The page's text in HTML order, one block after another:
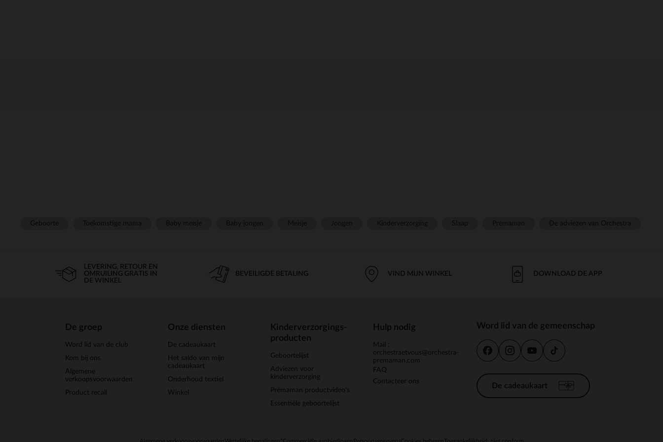
LEVERING, RETOUR EN
OMRUILING GRATIS IN
DE WINKEL
BEVEILIGDE BETALING VIND MIJN WINKEL DOWNLOAD DE APP
De groep
Word lid van de club
Kom bij ons
Algemene
verkoopsvoorwaarden
Product recall
Onze diensten
De cadeaukaart
Het saldo van mijn
cadeaukaart
Onderhoud textiel
Winkel
Kinderverzorgings-
producten
Geboortelijst
Adviezen voor
kinderverzorging
Prémaman productvideo's
Essentiële geboortelijst
Hulp nodig
Mail :
orchestraetvous@orchestra-
premaman.com
FAQ
Contacteer ons
Word lid van de gemeenschap
De cadeaukaart